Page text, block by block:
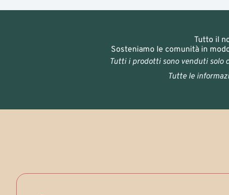
Tutto il
Sosteniamo le comunità in
Tutti i prodotti sono venduti solo
Tutte le